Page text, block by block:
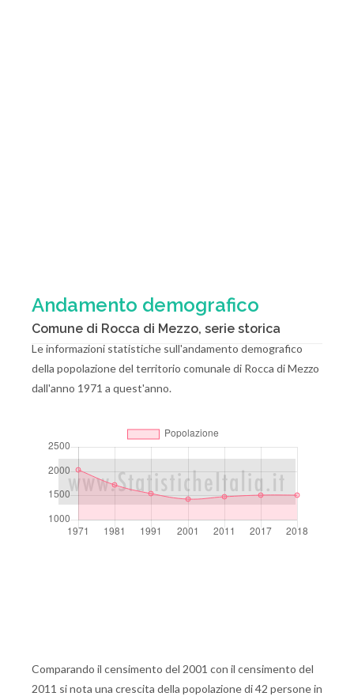
Andamento demografico
Comune di Rocca di Mezzo, serie storica
Le informazioni statistiche sull'andamento demografico
della popolazione del territorio comunale di Rocca di Mezzo
dall'anno 1971 a quest'anno.
Comparando il censimento del 2001 con il censimento del
2011 si nota una crescita della popolazione di 42 persone in